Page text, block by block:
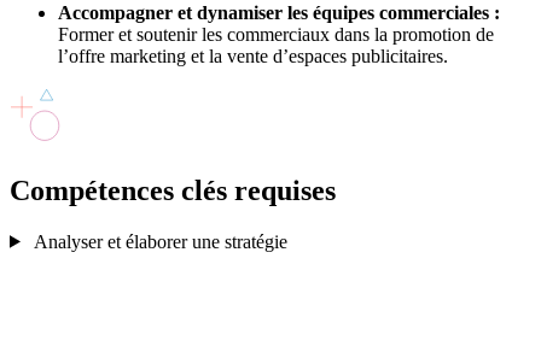
Accompagner et dynamiser les équipes commerciales :
Former et soutenir les commerciaux dans la promotion de
l’offre marketing et la vente d’espaces publicitaires.
Compétences clés requises
Analyser et élaborer une stratégie